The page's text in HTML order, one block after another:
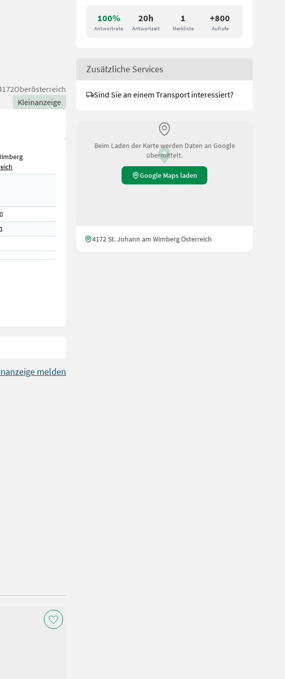
Kleinanzeige
Oberösterreich
melden
100%
Antwortrate
20h
Antwortzeit
1
Merkliste
+800
Aufrufe
Zusätzliche Services
Sind Sie an einem Transport interessiert?
Beim Laden der Karte werden Daten an Google
übermittelt.
Google Maps laden
4172 St. Johann am Wimberg Österreich